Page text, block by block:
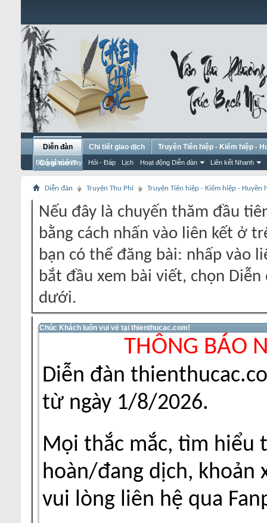
Diễn đàn
Bài gửi hôm nay Hỏi - Đáp Lịch Hoạt động Diễn đàn Liên kết Nhanh
Chi tiết giao dịch
Truyện Tiên hiệp - Kiếm hiệp -
Có gì mới?
Diễn đàn Truyện Thu Phí Truyện Tiên hiệp - Kiếm hiệp - Huyền
Nếu đây là chuyến thăm đầu
bằng cách nhấn vào liên kết ở
bạn có thể đăng bài: nhấp vào
bắt đầu xem bài viết, chọn
dưới.
Chúc Khách luôn vui vẻ tại thienthucac.com!
THÔNG BÁO
Diễn đàn
từ ngày 1/8/2026.
Mọi thắc mắc, tìm hiểu
hoàn/đang dịch, khoản
vui lòng liên hệ qua